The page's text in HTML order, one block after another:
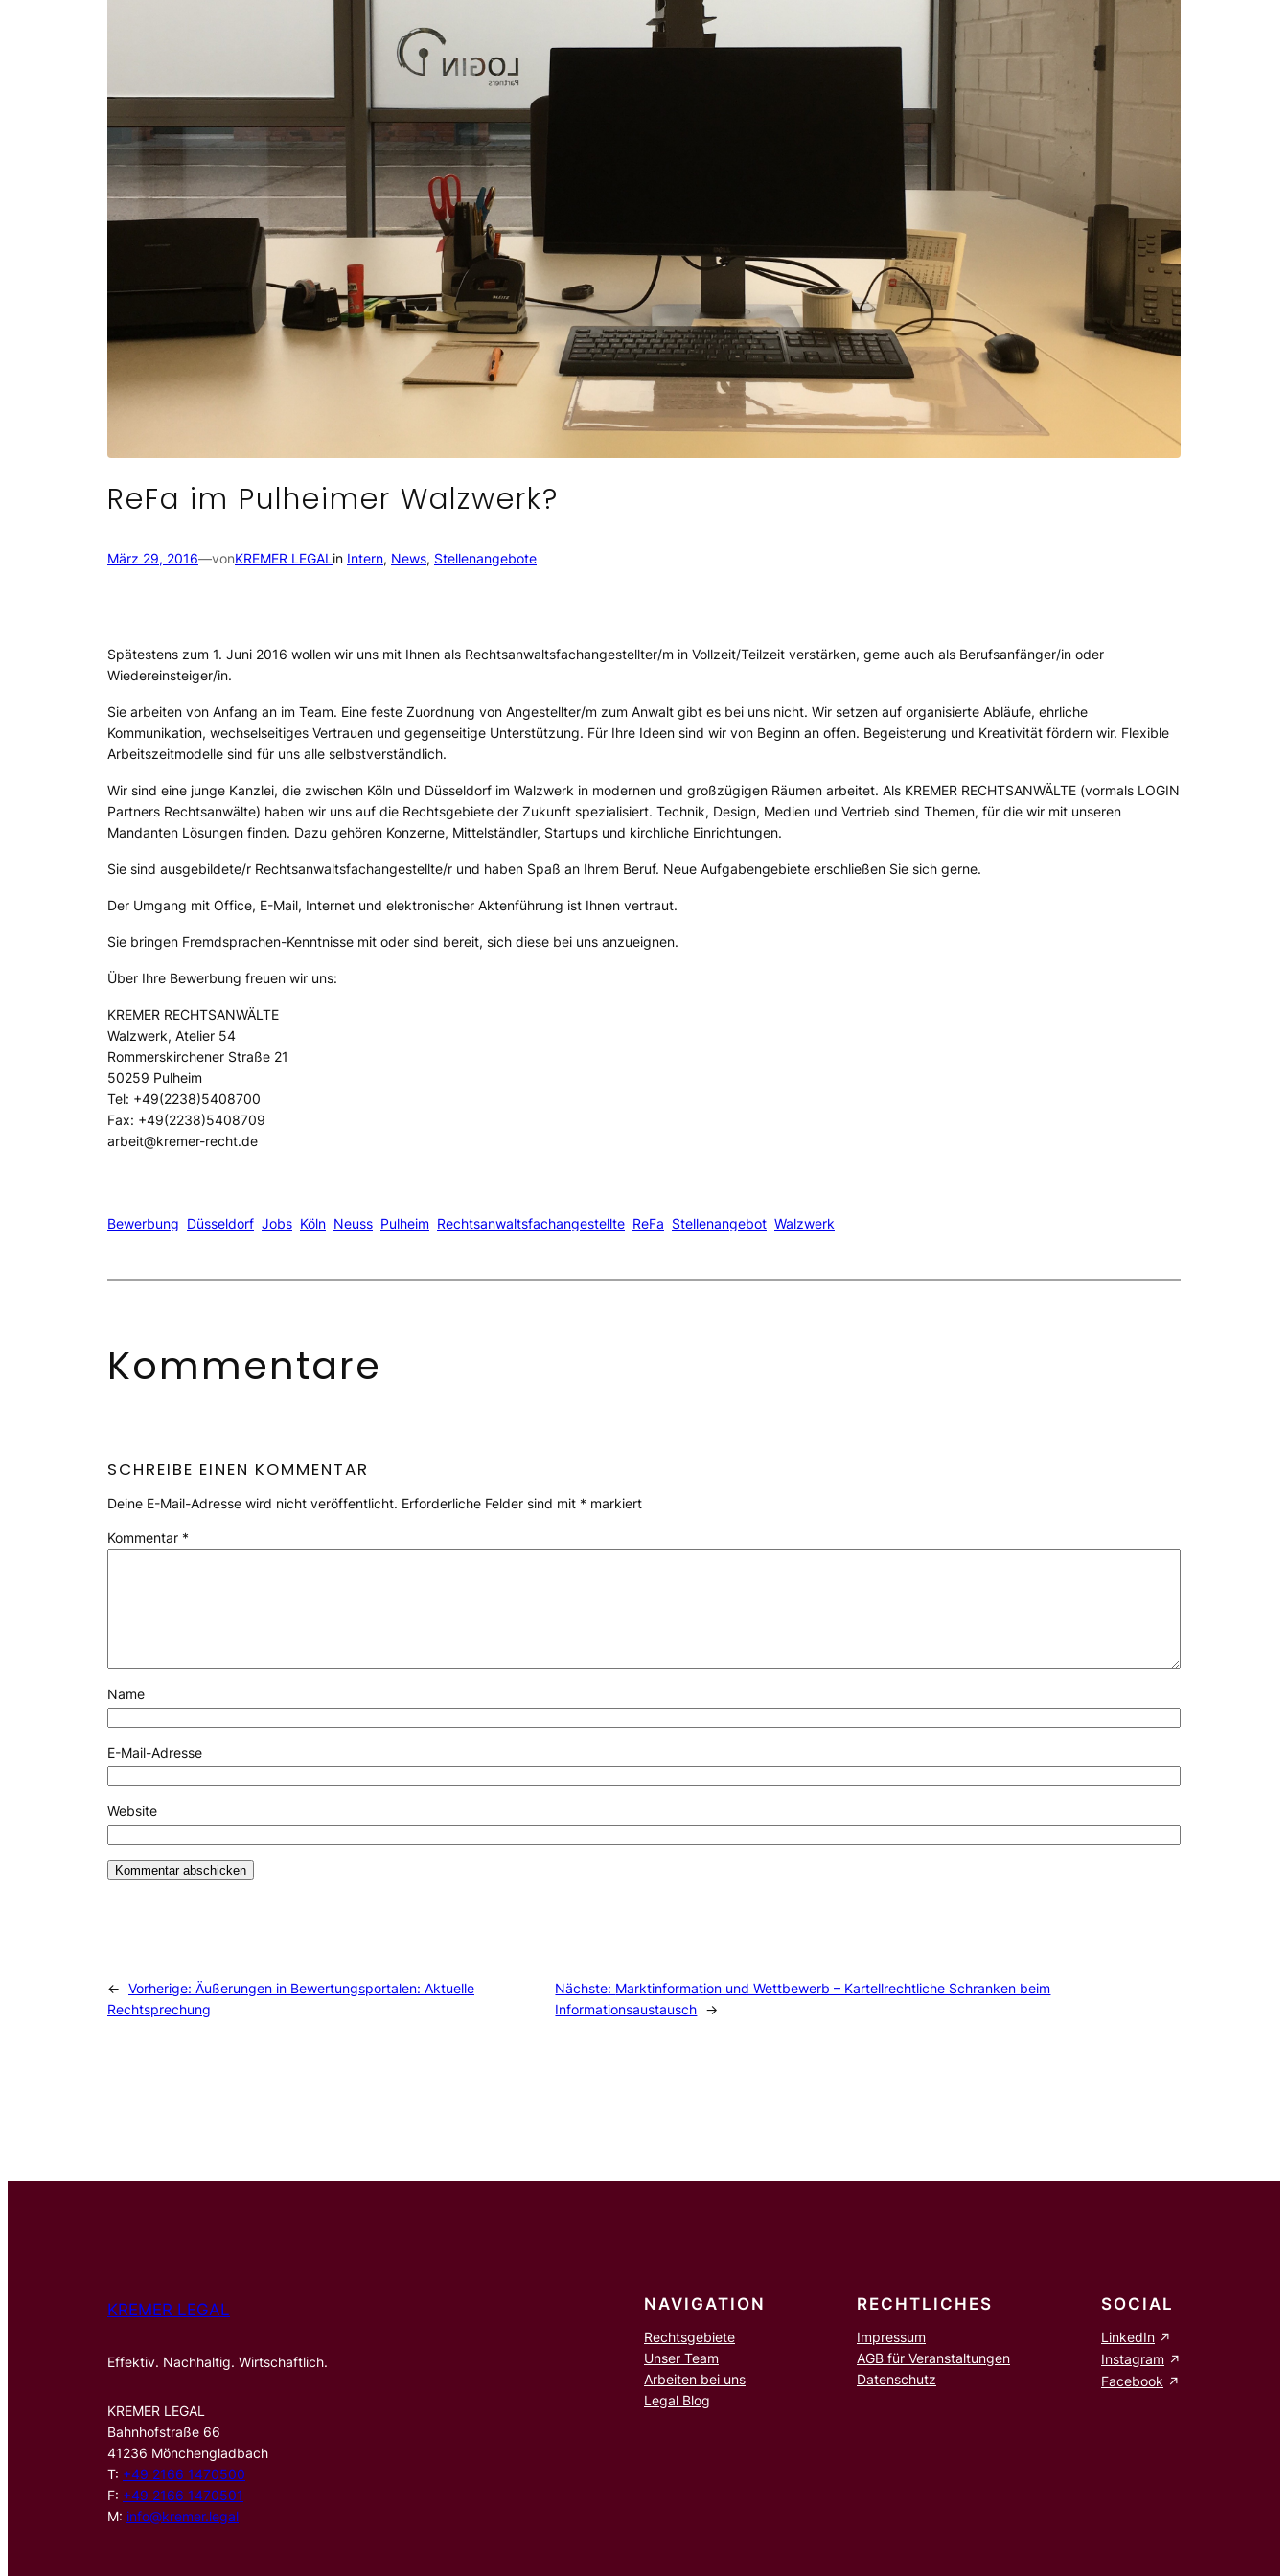
ReFa im Pulheimer Walzwerk?
März 29, 2016—vonKREMER LEGALin Intern, News, Stellenangebote
Spätestens zum 1. Juni 2016 wollen wir uns mit Ihnen als Rechtsanwaltsfachangestellter/m in Vollzeit/Teilzeit verstärken, gerne auch als Berufsanfänger/in oder
Wiedereinsteiger/in.
Sie arbeiten von Anfang an im Team. Eine feste Zuordnung von Angestellter/m zum Anwalt gibt es bei uns nicht. Wir setzen auf organisierte Abläufe, ehrliche
Kommunikation, wechselseitiges Vertrauen und gegenseitige Unterstützung. Für Ihre Ideen sind wir von Beginn an offen. Begeisterung und Kreativität fördern wir. Flexible
Arbeitszeitmodelle sind für uns alle selbstverständlich.
Wir sind eine junge Kanzlei, die zwischen Köln und Düsseldorf im Walzwerk in modernen und großzügigen Räumen arbeitet. Als KREMER RECHTSANWÄLTE (vormals LOGIN
Partners Rechtsanwälte) haben wir uns auf die Rechtsgebiete der Zukunft spezialisiert. Technik, Design, Medien und Vertrieb sind Themen, für die wir mit unseren
Mandanten Lösungen finden. Dazu gehören Konzerne, Mittelständler, Startups und kirchliche Einrichtungen.
Sie sind ausgebildete/r Rechtsanwaltsfachangestellte/r und haben Spaß an Ihrem Beruf. Neue Aufgabengebiete erschließen Sie sich gerne.
Der Umgang mit Office, E-Mail, Internet und elektronischer Aktenführung ist Ihnen vertraut.
Sie bringen Fremdsprachen-Kenntnisse mit oder sind bereit, sich diese bei uns anzueignen.
Über Ihre Bewerbung freuen wir uns:
KREMER RECHTSANWÄLTE
Walzwerk, Atelier 54
Rommerskirchener Straße 21
50259 Pulheim
Tel: +49(2238)5408700
Fax: +49(2238)5408709
arbeit@kremer-recht.de
Bewerbung Düsseldorf Jobs Köln Neuss Pulheim Rechtsanwaltsfachangestellte ReFa Stellenangebot Walzwerk
Kommentare
SCHREIBE EINEN KOMMENTAR
Deine E-Mail-Adresse wird nicht veröffentlicht. Erforderliche Felder sind mit * markiert
Kommentar *
Name
E-Mail-Adresse
Website
← Vorherige: Äußerungen in Bewertungsportalen: Aktuelle
Rechtsprechung
Nächste: Marktinformation und Wettbewerb – Kartellrechtliche Schranken beim
Informationsaustausch →
KREMER LEGAL
Effektiv. Nachhaltig. Wirtschaftlich.
KREMER LEGAL
Bahnhofstraße 66
41236 Mönchengladbach
T: +49 2166 1470500
F: +49 2166 1470501
M: info@kremer.legal
NAVIGATION
Rechtsgebiete
Unser Team
Arbeiten bei uns
Legal Blog
RECHTLICHES
Impressum
AGB für Veranstaltungen
Datenschutz
SOCIAL
LinkedIn
Instagram
Facebook